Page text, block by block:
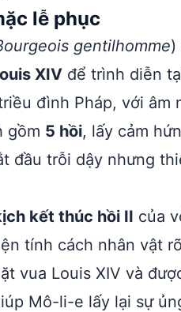
lễ phục
gentilhomme)
XIV để trình diễn
đình Pháp, với âm
gồm 5 hồi, lấy cảm
đầu trỗi dậy nhưng
kết thúc hồi II của
tính cách nhân vật
vua Louis XIV và
Mô-li-e lấy lại sự